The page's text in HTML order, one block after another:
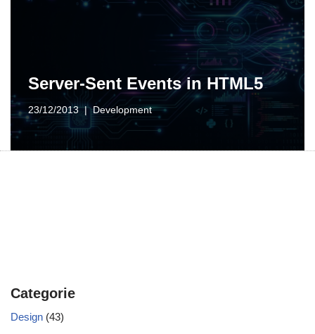
Server-Sent Events in HTML5
23/12/2013 Development
Categorie
Design (43)